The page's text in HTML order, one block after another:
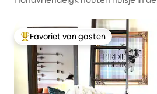
Topfavoriet van gasten
Favoriet van gasten